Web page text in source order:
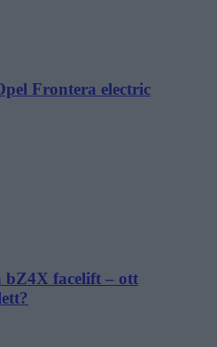
Frontera electric
bZ4X facelift – ott